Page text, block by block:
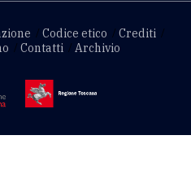
Codice etico
Crediti
Contatti Archivio